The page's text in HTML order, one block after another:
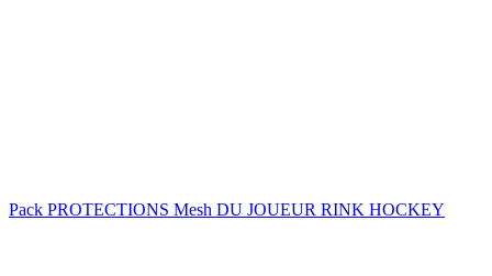
Pack PROTECTIONS Mesh DU JOUEUR RINK HOCKEY